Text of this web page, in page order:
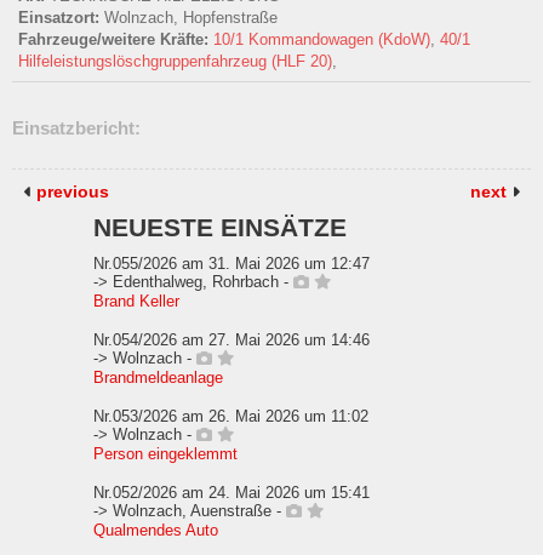
Einsatzort: Wolnzach, Hopfenstraße
Fahrzeuge/weitere Kräfte: 10/1 Kommandowagen (KdoW),40/1
Hilfeleistungslöschgruppenfahrzeug (HLF 20),
Einsatzbericht:
previous next
NEUESTE EINSÄTZE
Nr.055/2026 am 31. Mai 2026 um 12:47
-> Edenthalweg, Rohrbach -
Brand Keller
Nr.054/2026 am 27. Mai 2026 um 14:46
-> Wolnzach -
Brandmeldeanlage
Nr.053/2026 am 26. Mai 2026 um 11:02
-> Wolnzach -
Person eingeklemmt
Nr.052/2026 am 24. Mai 2026 um 15:41
-> Wolnzach, Auenstraße -
Qualmendes Auto